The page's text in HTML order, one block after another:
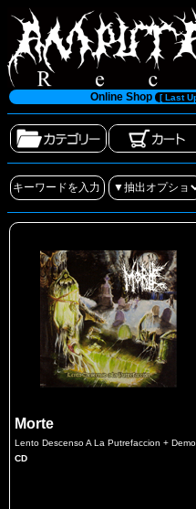
Online Shop [ Last
Morte
Lento Descenso A La Putrefaccion +
CD